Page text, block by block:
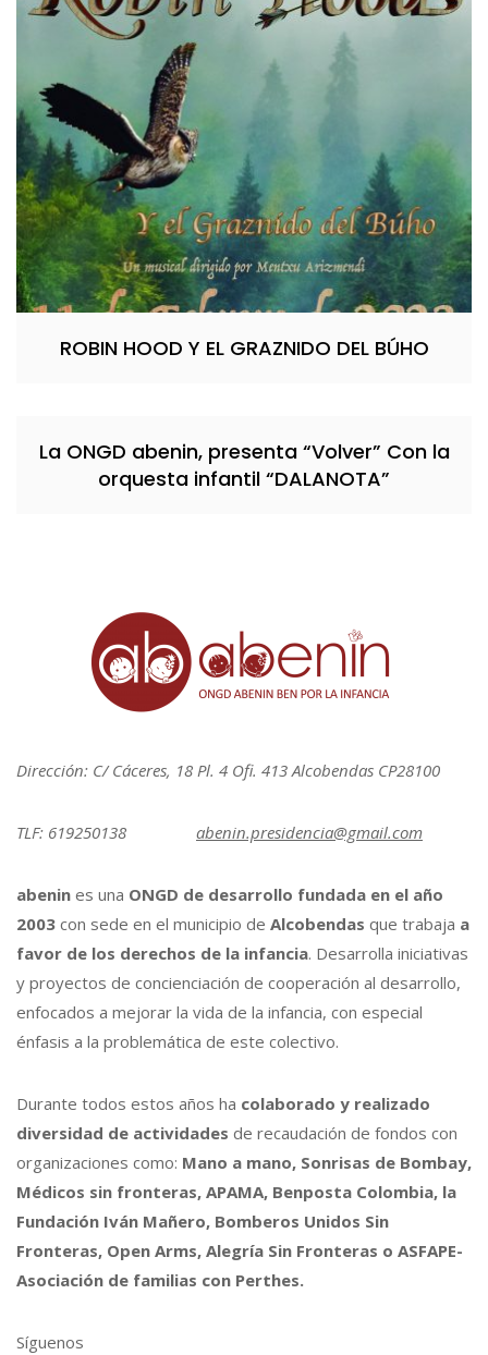
ROBIN HOOD Y EL GRAZNIDO DEL BÚHO
La ONGD abenin, presenta “Volver” Con la
orquesta infantil “DALANOTA”
Dirección: C/ Cáceres, 18 Pl. 4 Ofi. 413 Alcobendas CP28100
TLF: 619250138 abenin.presidencia@gmail.com
abenin es una ONGD de desarrollo fundada en el año
2003 con sede en el municipio de Alcobendas que trabaja a
favor de los derechos de la infancia. Desarrolla iniciativas
y proyectos de concienciación de cooperación al desarrollo,
enfocados a mejorar la vida de la infancia, con especial
énfasis a la problemática de este colectivo.
Durante todos estos años ha colaborado y realizado
diversidad de actividades de recaudación de fondos con
organizaciones como: Mano a mano, Sonrisas de Bombay,
Médicos sin fronteras, APAMA, Benposta Colombia, la
Fundación Iván Mañero, Bomberos Unidos Sin
Fronteras, Open Arms, Alegría Sin Fronteras o ASFAPE-
Asociación de familias con Perthes.
Síguenos